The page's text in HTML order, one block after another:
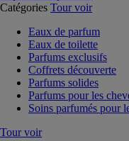
Catégories Tour voir
Eaux de parfum
Eaux de toilette
Parfums exclusifs
Coffrets découverte
Parfums solides
Parfums pour les
Soins parfumés pour
Tour voir